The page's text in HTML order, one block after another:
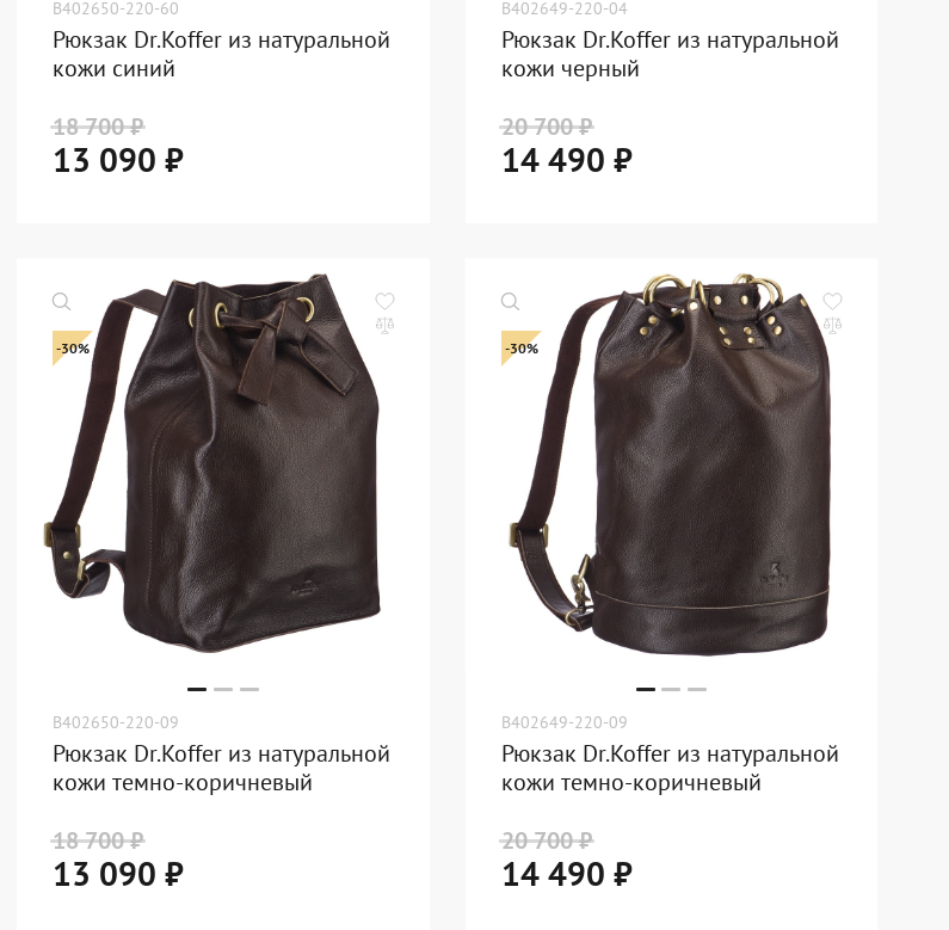
B402650-220-60
Рюкзак Dr.Koffer из натуральной
кожи синий
18 700 ₽
13 090 ₽
B402649-220-04
Рюкзак Dr.Koffer из натуральной
кожи черный
20 700 ₽
14 490 ₽
-30%
B402650-220-09
Рюкзак Dr.Koffer из натуральной
кожи темно-коричневый
18 700 ₽
13 090 ₽
-30%
B402649-220-09
Рюкзак Dr.Koffer из натуральной
кожи темно-коричневый
20 700 ₽
14 490 ₽